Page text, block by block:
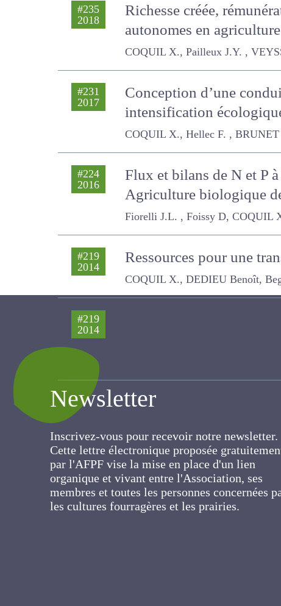
#235
2018
Richesse créée,
et autonomes en
COQUIL X., Pailleux J.Y. ,
#231
2017
Conception d’une
intensification
COQUIL X., Hellec F. , BRUNET
#224
2016
Flux et bilans de N et P
Agriculture biologique
Fiorelli J.L. , Foissy D, COQUIL X.,
#219
2014
Ressources pour une
autonomes
COQUIL X., DEDIEU Benoît, Beguin
#219
2014
Lusson J.M. , Frappat B. , FALAISE
Newsletter
Inscrivez-vous pour recevoir notre newsletter.
Cette lettre électronique proposée
gratuitement par l'AFPF vise la mise en place
d'un lien organique et vivant entre
l'Association, ses membres et toutes les
personnes concernées par les cultures
fourragères et les prairies.